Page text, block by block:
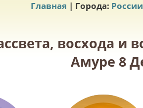
Главная | Города: России
восхода и
Амуре 8